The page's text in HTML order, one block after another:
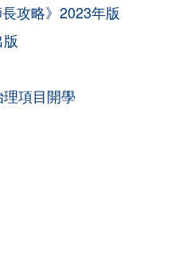
攻略》2023年版
項目開學